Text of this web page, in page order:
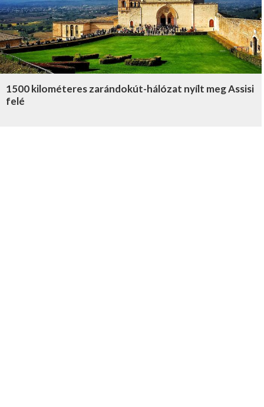
1500 kilométeres zarándokút-hálózat nyílt meg Assisi
felé